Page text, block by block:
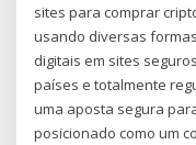
sites para comprar
usando diversas
digitais em sites
países e totalmente
uma aposta segura
posicionado como um